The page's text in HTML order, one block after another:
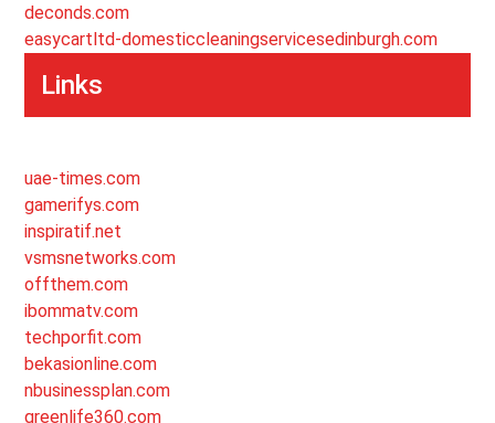
deconds.com
easycartltd-domesticcleaningservicesedinburgh.com
Links
uae-times.com
gamerifys.com
inspiratif.net
vsmsnetworks.com
offthem.com
ibommatv.com
techporfit.com
bekasionline.com
nbusinessplan.com
greenlife360.com